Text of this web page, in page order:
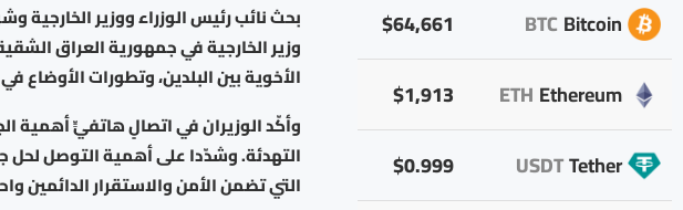
بحث نائب رئيس الوزراء ووزير
وزير الخارجية في جمهورية العراق
الأخوية بين البلدين، وتطورات الأوضاع
وأكّد الوزيران في اتصالٍ هاتفيٍّ أهمية
التهدئة. وشدّدا على أهمية التوصل
التي تضمن الأمن والاستقرار الدائمين
Bitcoin
BTC
$64,661
Ethereum
ETH
$1,913
Tether
USDT
$0.999